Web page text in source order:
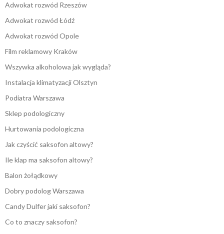
Adwokat rozwód Rzeszów
Adwokat rozwód Łódź
Adwokat rozwód Opole
Film reklamowy Kraków
Wszywka alkoholowa jak wygląda?
Instalacja klimatyzacji Olsztyn
Podiatra Warszawa
Sklep podologiczny
Hurtowania podologiczna
Jak czyścić saksofon altowy?
Ile klap ma saksofon altowy?
Balon żołądkowy
Dobry podolog Warszawa
Candy Dulfer jaki saksofon?
Co to znaczy saksofon?